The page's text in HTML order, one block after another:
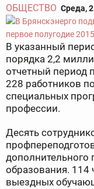
ОБЩЕСТВО Среда,
В указанный
порядка 2,2
отчетный период
228 работников
специальных
профессии.
Десять
дополнительного
образования. 114
выездных